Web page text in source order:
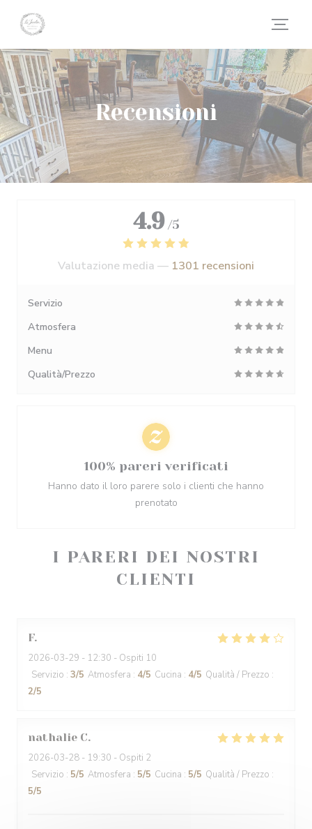
Recensioni
I PARERI DEI NOSTRI
CLIENTI
F
2026-03-29 - 12:30 - Ospiti 10
Servizio : 3/5 Atmosfera : 4/5 Cucina : 4/5 Qualità / Prezzo :
2/5
nathalie C
2026-03-28 - 19:30 - Ospiti 2
Servizio : 5/5 Atmosfera : 5/5 Cucina : 5/5 Qualità / Prezzo :
5/5
4.9 /5
Valutazione media — 1301 recensioni
Servizio
Atmosfera
Menu
Qualità/Prezzo
100% pareri verificati
Hanno dato il loro parere solo i clienti che hanno
prenotato